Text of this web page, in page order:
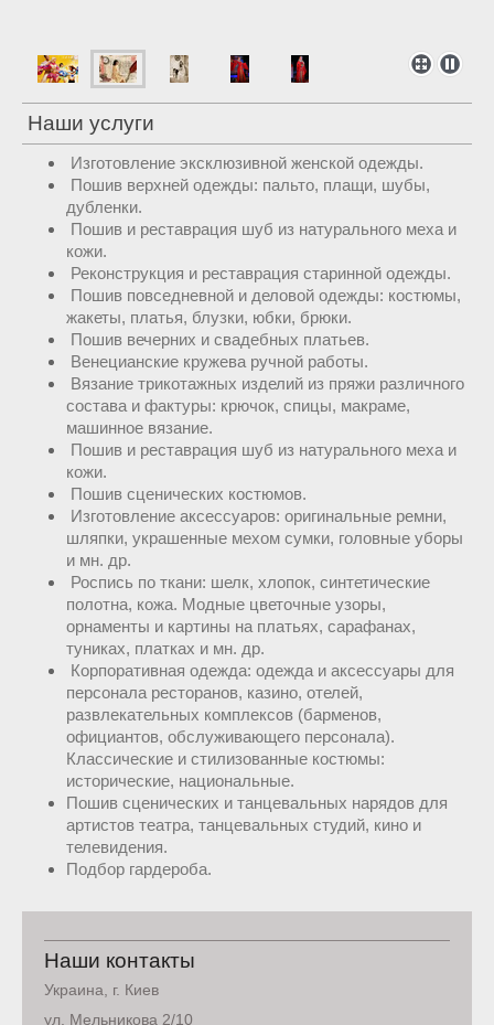
Наши услуги
Изготовление эксклюзивной женской одежды.
Пошив верхней одежды: пальто, плащи, шубы,
дубленки.
Пошив и реставрация шуб из натурального меха и
кожи.
Реконструкция и реставрация старинной одежды.
Пошив повседневной и деловой одежды: костюмы,
жакеты, платья, блузки, юбки, брюки.
Пошив вечерних и свадебных платьев.
Венецианские кружева ручной работы.
Вязание трикотажных изделий из пряжи различного
состава и фактуры: крючок, спицы, макраме,
машинное вязание.
Пошив и реставрация шуб из натурального меха и
кожи.
Пошив сценических костюмов.
Изготовление аксессуаров: оригинальные ремни,
шляпки, украшенные мехом сумки, головные уборы
и мн. др.
Роспись по ткани: шелк, хлопок, синтетические
полотна, кожа. Модные цветочные узоры,
орнаменты и картины на платьях, сарафанах,
туниках, платках и мн. др.
Корпоративная одежда: одежда и аксессуары для
персонала ресторанов, казино, отелей,
развлекательных комплексов (барменов,
официантов, обслуживающего персонала).
Классические и стилизованные костюмы:
исторические, национальные.
Пошив сценических и танцевальных нарядов для
артистов театра, танцевальных студий, кино и
телевидения.
Подбор гардероба.
Наши контакты
Украина, г. Киев
ул. Мельникова 2/10